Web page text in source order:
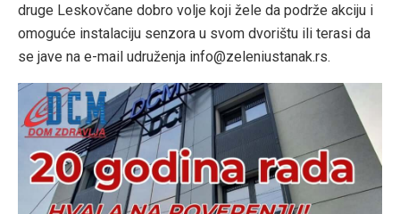
druge Leskovčane dobro volje koji žele da podrže akciju i
omoguće instalaciju senzora u svom dvorištu ili terasi da
se jave na e-mail udruženja info@zeleniustanak.rs.